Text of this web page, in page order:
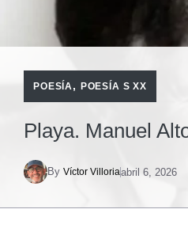
POESÍA, POESÍA S XX
Playa. Manuel
By Víctor Villoriaabril 6, 2026